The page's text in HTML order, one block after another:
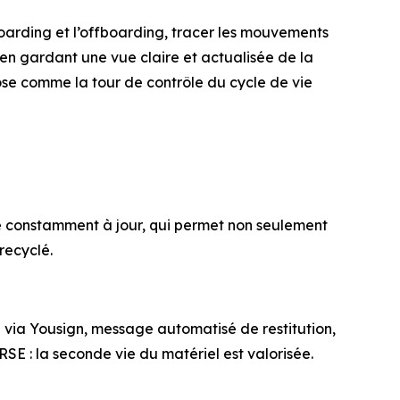
et l’offboarding, tracer les mouvements
gardant une vue claire et actualisée de la
comme la tour de contrôle du cycle de vie
à jour, qui permet non seulement
Yousign, message automatisé de restitution,
: la seconde vie du matériel est valorisée.